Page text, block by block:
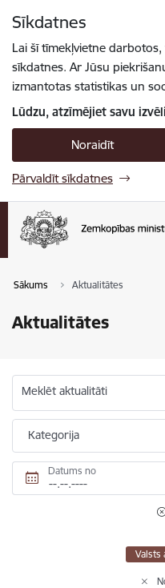
Sīkdatnes
Lai šī tīmekļvietne
sīkdatnes. Ar Jūsu
izmantotas statistikas un
Lūdzu, atzīmējiet savu
Noraidīt
Pārvaldīt sīkdatnes
Sākums Aktualitātes
Aktualitātes
Meklēt aktualitāti
Kategorija
Datums no
Valsts